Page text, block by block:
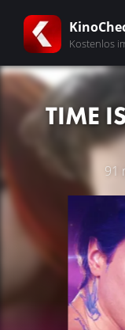
Kostenlos
TIME
91